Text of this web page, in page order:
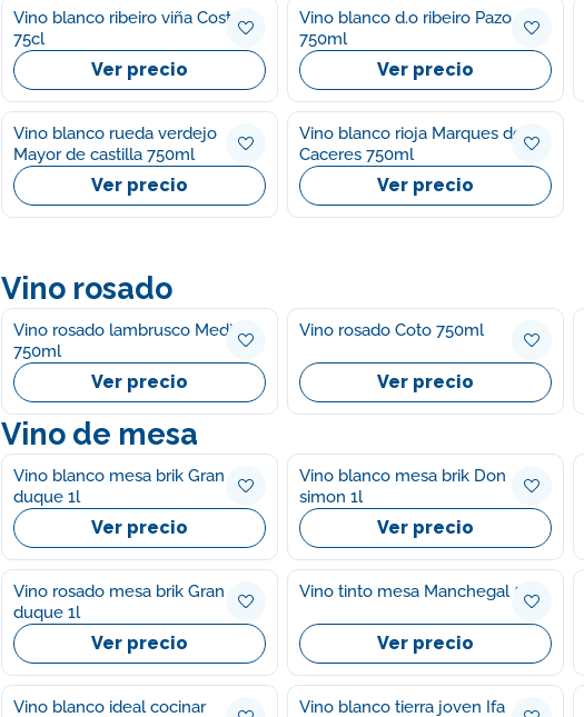
Vino blanco ribeiro viña Costeira
75cl
Ver precio
Vino blanco d.o ribeiro Pazo
750ml
Ver precio
Vino blanco rueda verdejo
Mayor de castilla 750ml
Ver precio
Vino blanco rioja Marques de
Caceres 750ml
Ver precio
Vino rosado
Vino rosado lambrusco Medici
750ml
Ver precio
Vino rosado Coto 750ml
Ver precio
Vino de mesa
Vino blanco mesa brik Gran
duque 1l
Ver precio
Vino blanco mesa brik Don
simon 1l
Ver precio
Vino rosado mesa brik Gran
duque 1l
Ver precio
Vino tinto mesa Manchegal 5l
Ver precio
Vino blanco ideal cocinar Vino blanco tierra joven Ifa